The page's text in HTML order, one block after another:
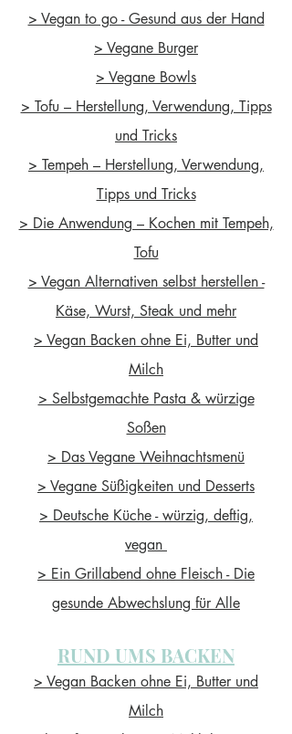
> Vegan to go - Gesund aus der Hand
> Vegane Burger
> Vegane Bowls
> Tofu – Herstellung, Verwendung, Tipps
und Tricks
> Tempeh – Herstellung, Verwendung,
Tipps und Tricks
> Die Anwendung – Kochen mit Tempeh,
Tofu
> Vegan Alternativen selbst herstellen -
Käse, Wurst, Steak und mehr
> Vegan Backen ohne Ei, Butter und
Milch
> Selbstgemachte Pasta & würzige
Soßen
> Das Vegane Weihnachtsmenü
> Vegane Süßigkeiten und Desserts
> Deutsche Küche - würzig, deftig,
vegan
> Ein Grillabend ohne Fleisch - Die
gesunde Abwechslung für Alle
RUND UMS BACKEN
> Vegan Backen ohne Ei, Butter und
Milch